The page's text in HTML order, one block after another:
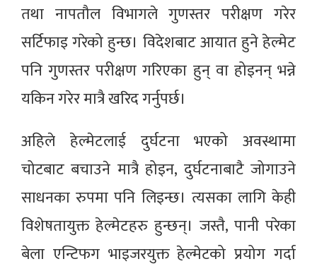
तथा नापतौल विभागले गुणस्तर परीक्षण गरेर
सर्टिफाइ गरेको हुन्छ। विदेशबाट आयात हुने हेल्मेट
पनि गुणस्तर परीक्षण गरिएका हुन् वा होइनन् भन्ने
यकिन गरेर मात्रै खरिद गर्नुपर्छ।
अहिले हेल्मेटलाई दुर्घटना भएको अवस्थामा
चोटबाट बचाउने मात्रै होइन, दुर्घटनाबाटै जोगाउने
साधनका रुपमा पनि लिइन्छ। त्यसका लागि केही
विशेषतायुक्त हेल्मेटहरु हुन्छन्। जस्तै, पानी परेका
बेला एन्टिफग भाइजरयुक्त हेल्मेटको प्रयोग गर्दा